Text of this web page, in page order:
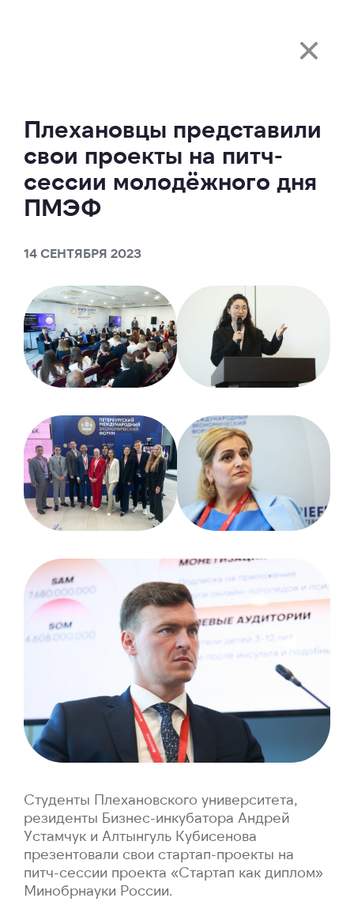
Плехановцы представили
свои проекты на питч-
сессии молодёжного дня
ПМЭФ
14 СЕНТЯБРЯ 2023
Студенты Плехановского университета,
резиденты Бизнес-инкубатора Андрей
Устамчук и Алтынгуль Кубисенова
презентовали свои стартап-проекты на
питч-сессии проекта «Стартап как диплом»
Минобрнауки России.